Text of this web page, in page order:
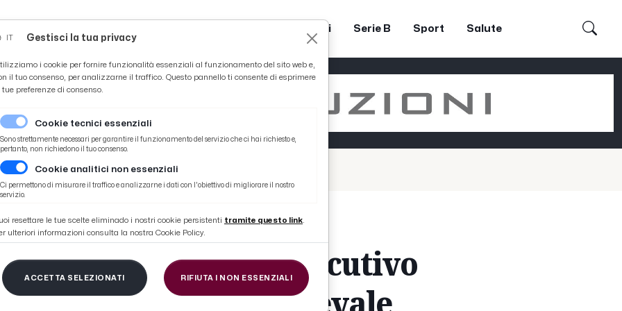
Coppa Teodori Serie B Sport Salute
della Rocca medievale
Tronto, progetto esecutivo
della Rocca medievale
Gestisci la tua privacy
i cookie per fornire funzionalità essenziali al funzionamento del sito web e,
il tuo consenso, per analizzarne il traffico. Questo pannello ti consente di esprimere
tue preferenze di consenso.
Cookie tecnici essenziali
Sono strettamente necessari per garantire il funzionamento del servizio che ci hai richiesto e,
pertanto, non richiedono il tuo consenso.
Cookie analitici non essenziali
Ci permettono di misurare il traffico e analizzarne i dati con l'obiettivo di migliorare il nostro
servizio.
resettare le tue scelte eliminado i nostri cookie persistenti tramite questo link.
ulteriori informazioni consulta la nostra Cookie Policy.
ACCETTA SELEZIONATI RIFIUTA I NON ESSENZIALI